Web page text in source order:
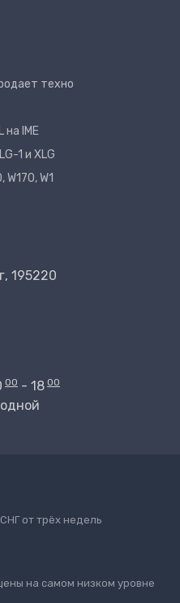
техно
на IME
1 и XLG
W1
195220
00 - 18 00
от трёх недель
на самом низком уровне